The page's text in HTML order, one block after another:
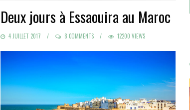
Deux jours à Essaouira au Maroc
POSTED
4 JUILLET 2017 8 COMMENTS 12200 VIEWS